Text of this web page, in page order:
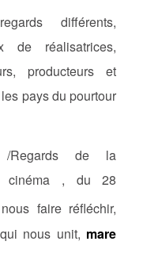
différents,
de réalisatrices,
producteurs et
pays du pourtour
/Regards de la
cinéma , du 28
faire réfléchir,
nous unit, mare